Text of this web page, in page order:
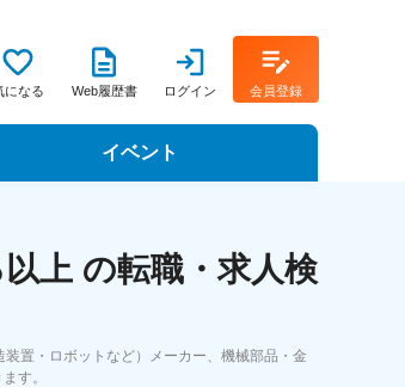
になる Web履歴書 ログイン 会員登録
イベント
フェア
上 の転職・求人検
置・ロボットなど）メーカー、機械部品・金
す。